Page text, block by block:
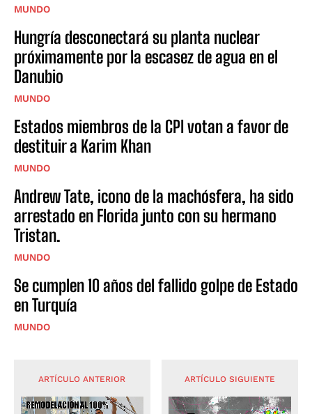
MUNDO
Hungría desconectará su planta nuclear
próximamente por la escasez de agua en el
Danubio
MUNDO
Estados miembros de la CPI votan a favor de
destituir a Karim Khan
MUNDO
Andrew Tate, icono de la machósfera, ha sido
arrestado en Florida junto con su hermano
Tristan.
MUNDO
Se cumplen 10 años del fallido golpe de Estado
en Turquía
MUNDO
ARTÍCULO ANTERIOR ARTÍCULO SIGUIENTE